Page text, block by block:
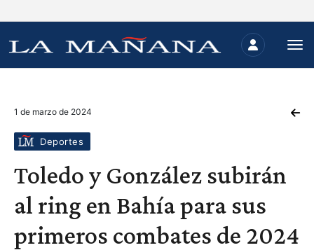
1 de marzo de 2024
Deportes
Toledo y González subirán
al ring en Bahía para sus
primeros combates de 2024